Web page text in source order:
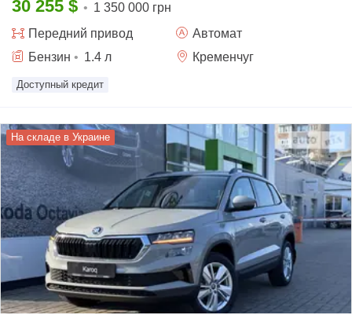
30 255 $ • 1 350 000 грн
Передний привод
Автомат
Бензин • 1.4 л Кременчуг
Доступный кредит
На складе в Украине